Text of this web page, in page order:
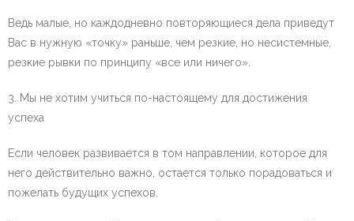
Ведь малые, но каждодневно повторяющиеся дела приведут
Вас в нужную «точку» раньше, чем резкие, но несистемные,
резкие рывки по принципу «все или ничего».
3. Мы не хотим учиться по-настоящему для достижения
успеха
Если человек развивается в том направлении, которое для
него действительно важно, остается только порадоваться и
пожелать будущих успехов.